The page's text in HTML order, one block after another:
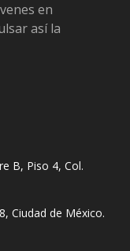
en
así la
B, Piso 4, Col.
Ciudad de México.